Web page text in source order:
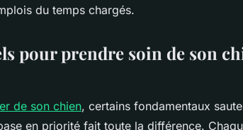
du temps chargés.
pour prendre soin de son
de son chien, certains fondamentaux
en priorité fait toute la différence.